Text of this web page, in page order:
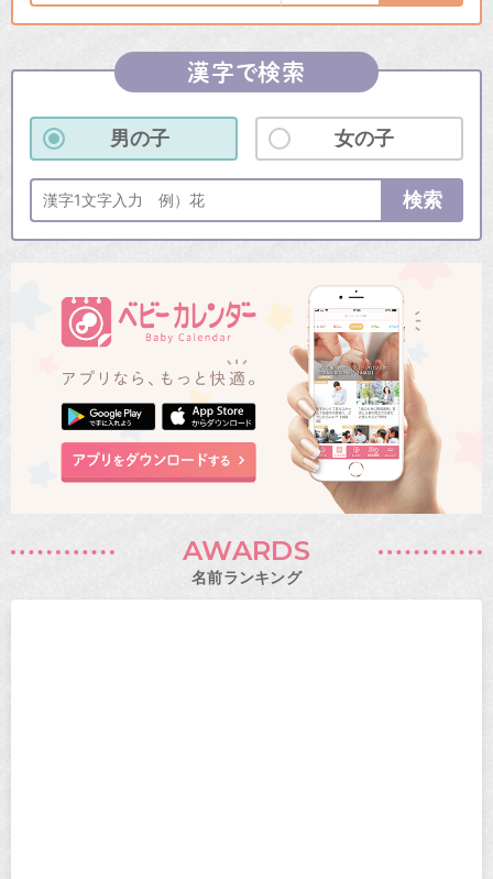
漢字で検索
男の子 女の子
検索
AWARDS
名前ランキング